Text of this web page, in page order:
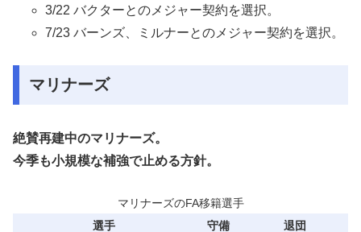
3/22 バクターとのメジャー契約を選択。
7/23 バーンズ、ミルナーとのメジャー契約を選択。
マリナーズ
絶賛再建中のマリナーズ。
今季も小規模な補強で止める方針。
マリナーズのFA移籍選手
選手
守備
退団